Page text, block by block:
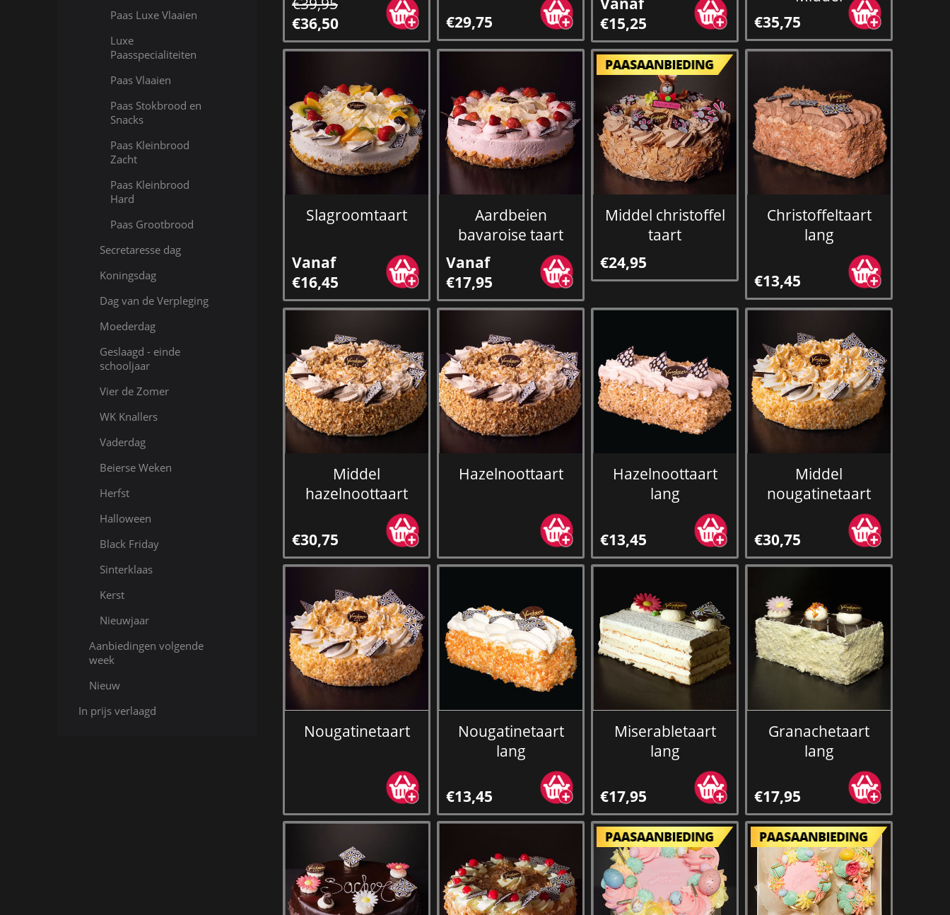
€36,50
€29,75
€15,25
€35,75
Slagroomtaart
Vanaf
€16,45
Aardbeien
bavaroise taart
Vanaf
€17,95
Middel christoffel
taart
€24,95
Christoffeltaart
lang
€13,45
Middel
hazelnoottaart
€30,75
Hazelnoottaart
Hazelnoottaart
lang
€13,45
Middel
nougatinetaart
€30,75
Nougatinetaart
Nougatinetaart
lang
€13,45
Miserabletaart
lang
€17,95
Granachetaart
lang
€17,95
Paas Luxe Vlaaien
Luxe
Paasspecialiteiten
Paas Vlaaien
Paas Stokbrood en
Snacks
Paas Kleinbrood
Zacht
Paas Kleinbrood
Hard
Paas Grootbrood
Secretaresse dag
Koningsdag
Dag van de Verpleging
Moederdag
Geslaagd - einde
schooljaar
Vier de Zomer
WK Knallers
Vaderdag
Beierse Weken
Herfst
Halloween
Black Friday
Sinterklaas
Kerst
Nieuwjaar
Aanbiedingen volgende
week
Nieuw
In prijs verlaagd